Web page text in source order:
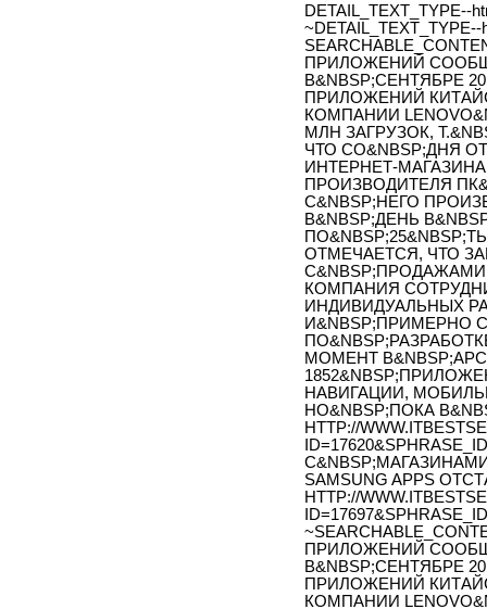
DETAIL_TEXT_TYPE--
~DETAIL_TEXT_TYPE--
ПРИЛОЖЕНИЙ
В&NBSP;СЕНТЯБРЕ
ПРИЛОЖЕНИЙ
КОМПАНИИ
МЛН ЗАГРУЗОК,
ЧТО СО&NBSP;ДНЯ
ИНТЕРНЕТ-
ПРОИЗВОДИТЕЛЯ
С&NBSP;НЕГО
В&NBSP;ДЕНЬ
ОТМЕЧАЕТСЯ, ЧТО
С&NBSP;ПРОДАЖАМИ
КОМПАНИЯ
ИНДИВИДУАЛЬНЫХ
И&NBSP;ПРИМЕРНО
МОМЕНТ
НАВИГАЦИИ,
НО&NBSP;ПОКА
HTTP://
С&NBSP;МАГАЗИНАМИ
SAMSUNG APPS
HTTP://
ПРИЛОЖЕНИЙ
В&NBSP;СЕНТЯБРЕ
ПРИЛОЖЕНИЙ
КОМПАНИИ